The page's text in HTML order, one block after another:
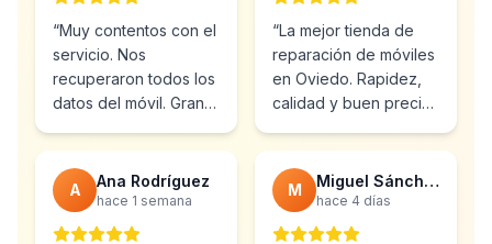
“Muy contentos con el
servicio. Nos
recuperaron todos los
datos del móvil. Gran
atención al cliente.”
“La mejor tienda de
reparación de móviles
en Oviedo. Rapidez,
calidad y buen precio.
A Ana Rodríguez
hace 1 semana
M Miguel Sánchez
hace 4 días